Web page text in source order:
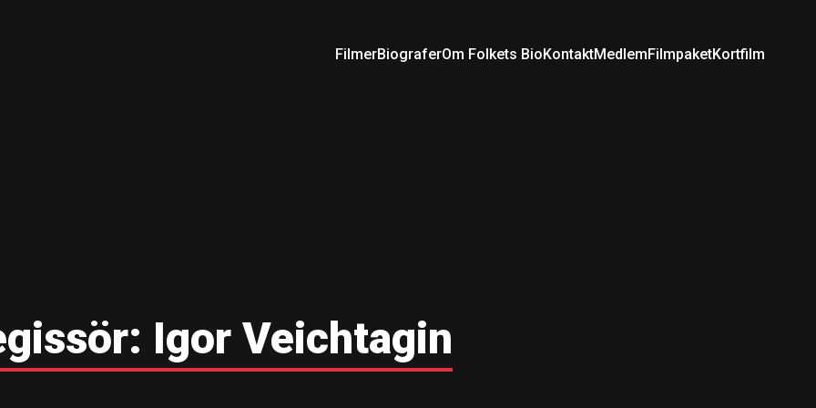
FilmerBiograferOm Folkets BioKontaktMedlemFilmpaketKortfilm
Igor Veichtagin